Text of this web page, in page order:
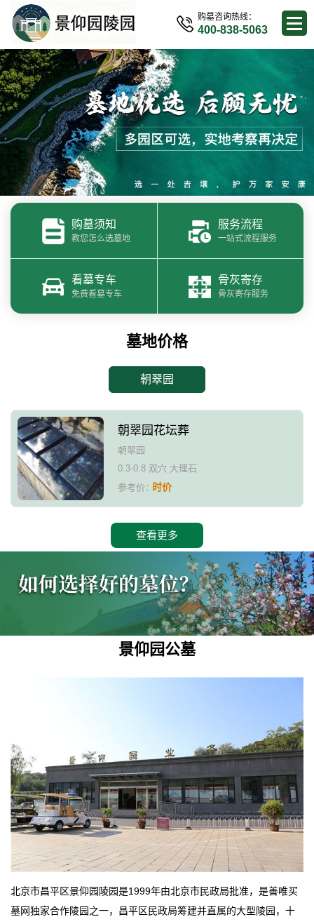
购墓咨询热线：
400-838-5063
购墓须知
教您怎么选墓地
服务流程
一站式流程服务
看墓专车
免费看墓专车
骨灰寄存
骨灰寄存服务
墓地价格
朝翠园
朝翠园花坛葬
朝翠园
0.3-0.8 双穴 大理石
参考价：时价
查看更多
景仰园公墓
北京市昌平区景仰园陵园是1999年由北京市民政局批准，是善唯买
墓网独家合作陵园之一，昌平区民政局筹建并直属的大型陵园，十